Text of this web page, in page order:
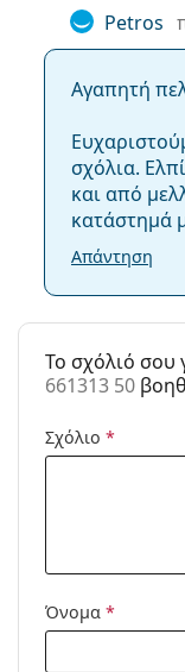
Κατηγορία:
Προϊόντος /
Μοντέλο:
συνταγή:
Petros
Αγαπητή
σχόλια.
και από
κατάστημά
Απάντηση
To σχόλιό σου
661313 50
Σχόλιο *
Όνομα *